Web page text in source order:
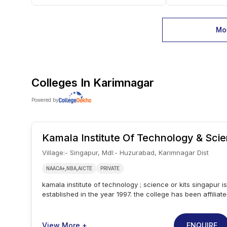
Colleges In Karimnagar
Powered by
Kamala Institute Of Technology &
Village:- Singapur, Mdl:- Huzurabad, Karimnagar Dist
NAACA+,NBA,AICTE PRIVATE
kamala institute of technology ; science or kits singapur
established in the year 1997. the college has been
an a grade by the national assessment and accreditation
at karimnagar, kamala institute of technology ; science
ENQUIRE